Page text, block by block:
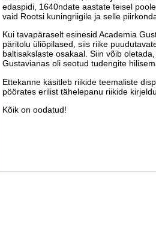
edaspidi, 1640ndate aastate teisel
vaid Rootsi kuningriigile ja selle
Kui tavapäraselt esinesid Academia
päritolu üliõpilased, siis riike
baltisakslaste osakaal. Siin võib
Gustavianas oli seotud tudengite
Ettekanne käsitleb riikide teemaliste
pöörates erilist tähelepanu riikide
Kõik on oodatud!